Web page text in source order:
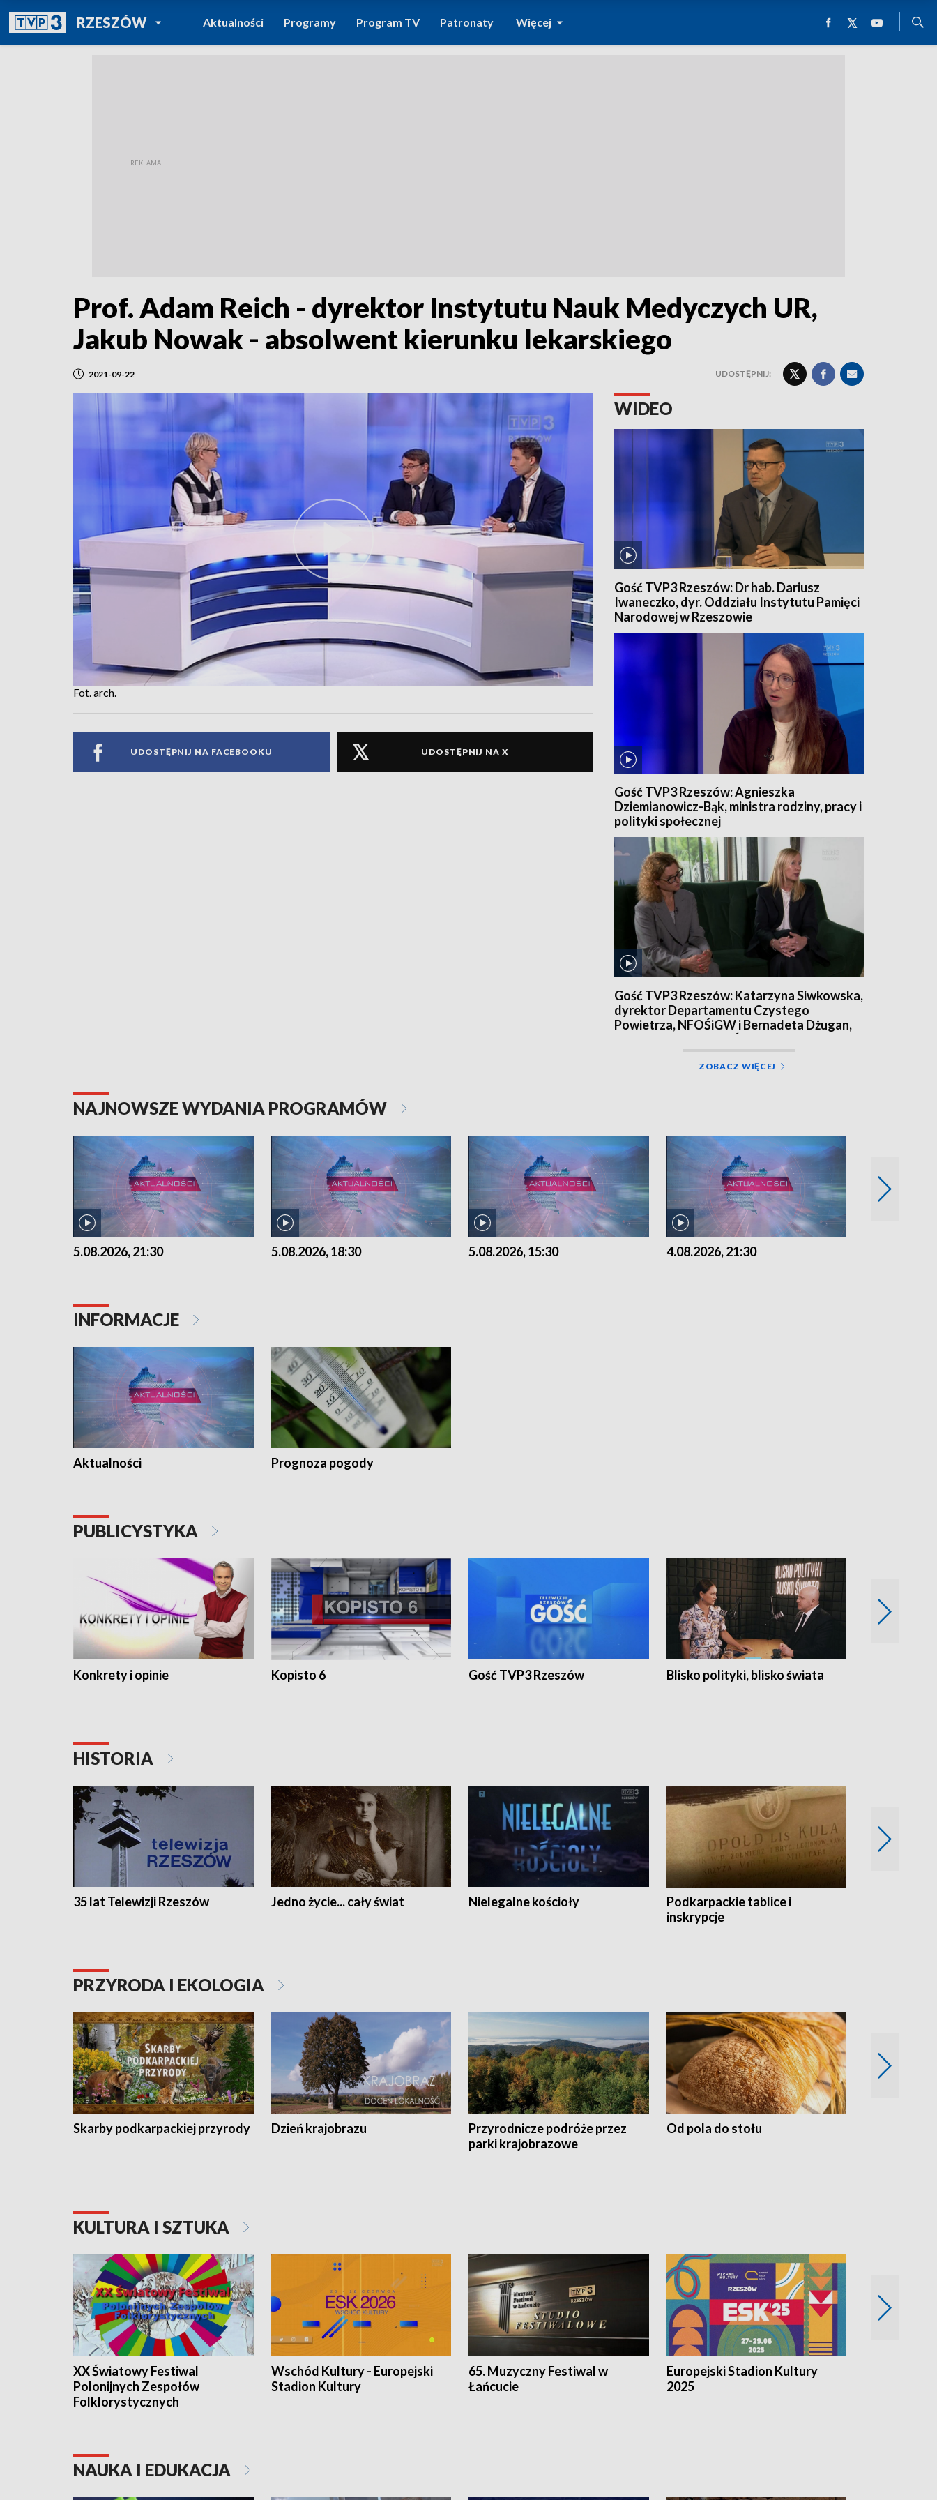
RZESZÓWPOWRÓT DO
TVP REGIONY
Aktualności Programy Program TV Patronaty Więcej
Prof. Adam Reich - dyrektor Instytutu Nauk Medyczych UR,
Jakub Nowak - absolwent kierunku lekarskiego
2021-09-22 UDOSTĘPNIJ:
Fot. arch.
UDOSTĘPNIJ NA FACEBOOKU UDOSTĘPNIJ NA X
WIDEO
Gość TVP3 Rzeszów: Dr hab. Dariusz
Iwaneczko, dyr. Oddziału Instytutu Pamięci
Narodowej w Rzeszowie
Gość TVP3 Rzeszów: Agnieszka
Dziemianowicz-Bąk, ministra rodziny, pracy i
polityki społecznej
Gość TVP3 Rzeszów: Katarzyna Siwkowska,
dyrektor Departamentu Czystego
Powietrza, NFOŚiGW i Bernadeta Dżugan,
ZOBACZ WIĘCEJ
NAJNOWSZE WYDANIA PROGRAMÓW
5.08.2026, 21:30 5.08.2026, 18:30 5.08.2026, 15:30 4.08.2026, 21:30
INFORMACJE
Aktualności Prognoza pogody
PUBLICYSTYKA
Konkrety i opinie Kopisto 6 Gość TVP3 Rzeszów Blisko polityki, blisko świata
HISTORIA
35 lat Telewizji Rzeszów Jedno życie... cały świat Nielegalne kościoły
Podkarpackie tablice i
inskrypcje
PRZYRODA I EKOLOGIA
Skarby podkarpackiej przyrody Dzień krajobrazu
Przyrodnicze podróże przez
parki krajobrazowe
Od pola do stołu
KULTURA I SZTUKA
XX Światowy Festiwal
Polonijnych Zespołów
Folklorystycznych
Wschód Kultury - Europejski
Stadion Kultury
65. Muzyczny Festiwal w
Łańcucie
Europejski Stadion Kultury
2025
NAUKA I EDUKACJA